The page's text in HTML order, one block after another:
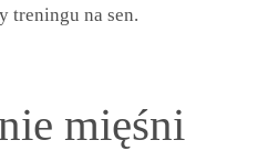
treningu na sen.
mięśni